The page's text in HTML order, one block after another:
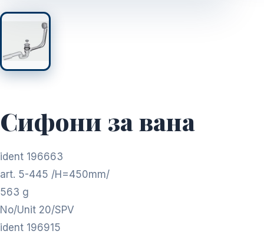
Сифони за вана
ident 196663
art. 5-445 /H=450mm/
563 g
No/Unit 20/SPV
ident 196915